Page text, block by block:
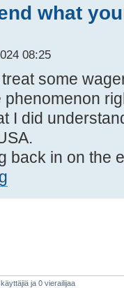
what
08:25
some
I did
back in on the
ja 0 vierailijaa